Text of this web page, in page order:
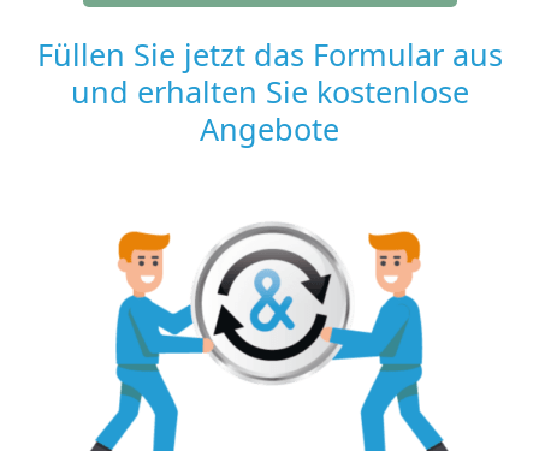
Füllen Sie jetzt das Formular aus
und erhalten Sie kostenlose
Angebote